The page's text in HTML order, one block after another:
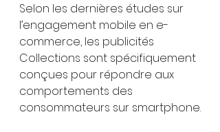
Selon les dernières études sur
l’engagement mobile en e-
commerce, les publicités
Collections sont spécifiquement
conçues pour répondre aux
comportements des
consommateurs sur smartphone.